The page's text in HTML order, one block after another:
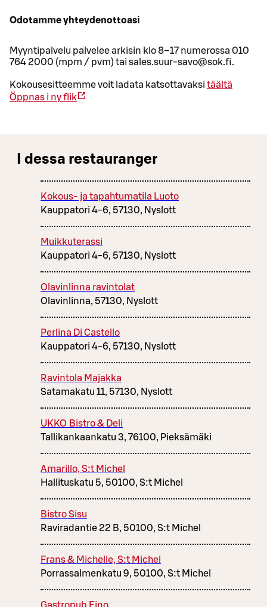
Odotamme yhteydenottoasi
Myyntipalvelu palvelee arkisin klo 8–17 numerossa 010
764 2000 (mpm / pvm) tai sales.suur-savo@sok.fi.
Kokousesitteemme voit ladata katsottavaksi täältä
Öppnas i ny flik
I dessa restauranger
Kokous- ja tapahtumatila Luoto
Kauppatori 4-6, 57130, Nyslott
Muikkuterassi
Kauppatori 4-6, 57130, Nyslott
Olavinlinna ravintolat
Olavinlinna, 57130, Nyslott
Perlina Di Castello
Kauppatori 4-6, 57130, Nyslott
Ravintola Majakka
Satamakatu 11, 57130, Nyslott
UKKO Bistro & Deli
Tallikankaankatu 3, 76100, Pieksämäki
Amarillo, S:t Michel
Hallituskatu 5, 50100, S:t Michel
Bistro Sisu
Raviradantie 22 B, 50100, S:t Michel
Frans & Michelle, S:t Michel
Porrassalmenkatu 9, 50100, S:t Michel